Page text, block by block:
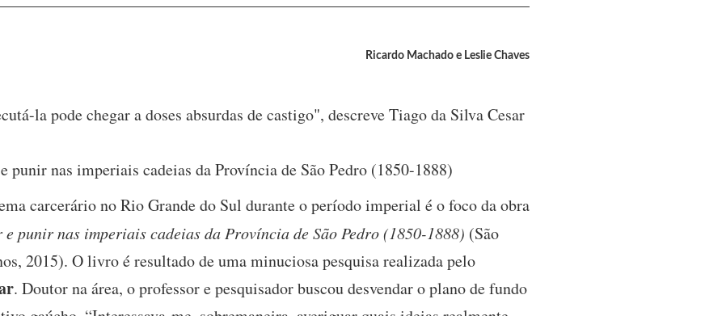
Ricardo Machado e Leslie Chaves
la pode chegar a doses absurdas de castigo", descreve Tiago da Silva Cesar
punir nas imperiais cadeias da Província de São Pedro (1850-1888)
carcerário no Rio Grande do Sul durante o período imperial é o foco da obra
punir nas imperiais cadeias da Província de São Pedro (1850-1888) (São
2015). O livro é resultado de uma minuciosa pesquisa realizada pelo
. Doutor na área, o professor e pesquisador buscou desvendar o plano de fundo